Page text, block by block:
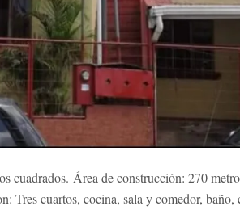
cuadrados. Área de construcción: 270
cuartos, cocina, sala y comedor, baño,